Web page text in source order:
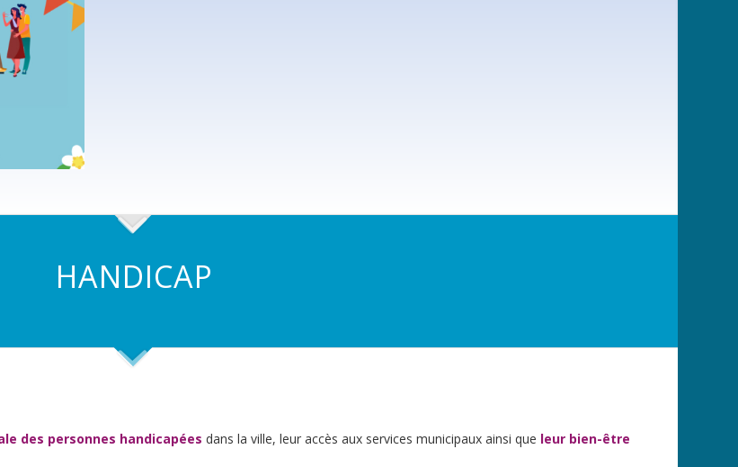
HANDICAP
des personnes handicapées dans la ville, leur accès aux services municipaux ainsi que leur bien-être